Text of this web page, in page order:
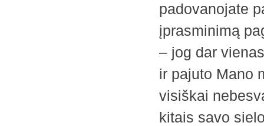
padovanojate
įprasminimą
– jog dar
ir pajuto Mano
visiškai
kitais savo